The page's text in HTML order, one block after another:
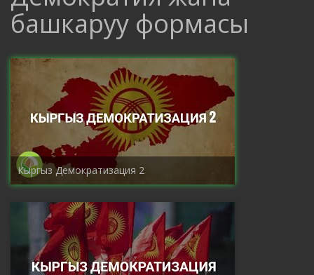
башкаруу формасы
Кыргыз Демократизация 2